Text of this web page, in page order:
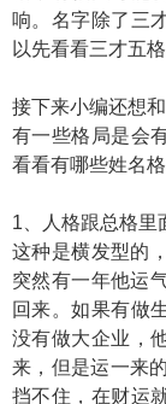
响。名字除了三
以先看看三才五
接下来小编还想
有一些格局是会
看看有哪些姓名
1、人格跟总格里
这种是横发型的
突然有一年他运
回来。如果有做
没有做大企业，
来，但是运一来
挡不住，在财运